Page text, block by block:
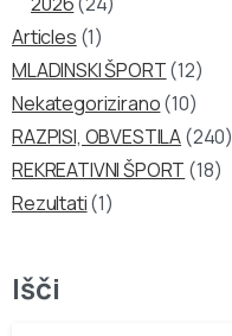
Articles (1)
MLADINSKI ŠPORT(12)
Nekategorizirano(10)
RAZPISI, OBVESTILA(240)
REKREATIVNI ŠPORT (18)
Rezultati(1)
Išči